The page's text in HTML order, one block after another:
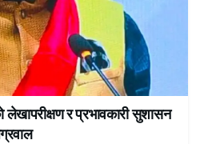
लेखापरीक्षण र प्रभावकारी सुशासन